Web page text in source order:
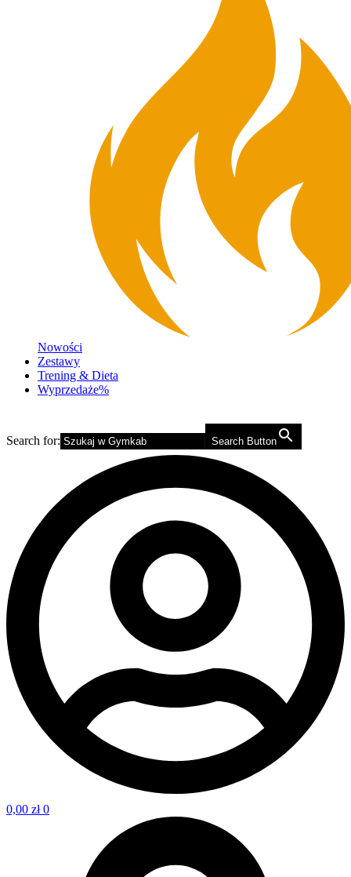
Nowości
Zestawy
Trening & Dieta
Wyprzedaże%
Search for: Search Button
0,00 zł 0